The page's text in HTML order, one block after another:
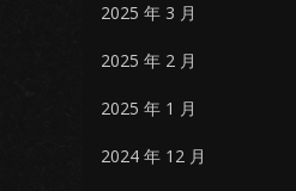
2025 年 3 月
2025 年 2 月
2025 年 1 月
2024 年 12 月